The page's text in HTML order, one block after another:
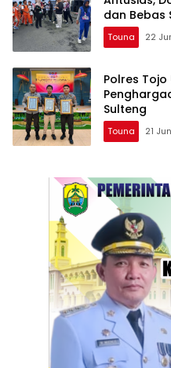
dan Bebas
Touna 22
Polres
Sulteng
Touna 21